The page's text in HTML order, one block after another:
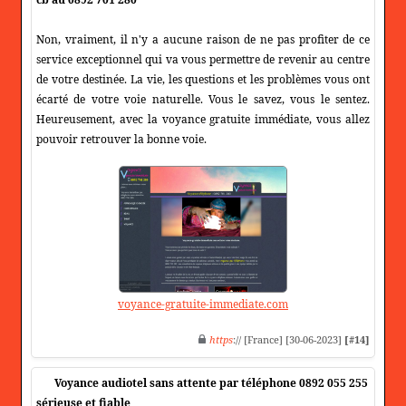
Non, vraiment, il n'y a aucune raison de ne pas profiter de ce
service exceptionnel qui va vous permettre de revenir au centre
de votre destinée. La vie, les questions et les problèmes vous ont
écarté de votre voie naturelle. Vous le savez, vous le sentez.
Heureusement, avec la voyance gratuite immédiate, vous allez
pouvoir retrouver la bonne voie.
voyance-gratuite-immediate.com
https:// [France] [30-06-2023] [#14]
Voyance audiotel sans attente par téléphone 0892 055 255
sérieuse et fiable